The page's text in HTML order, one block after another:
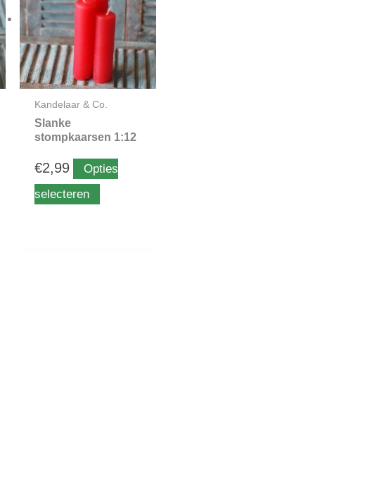
Kandelaar & Co.
Slanke
stompkaarsen 1:12
€2,99
Opties
selecteren
meerdere
variaties.
Deze
optie
kan
gekozen
op
productpagina